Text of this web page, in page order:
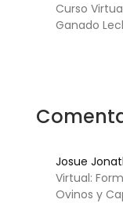
Curso
Ganado
Josue
Virtual:
Ovinos y